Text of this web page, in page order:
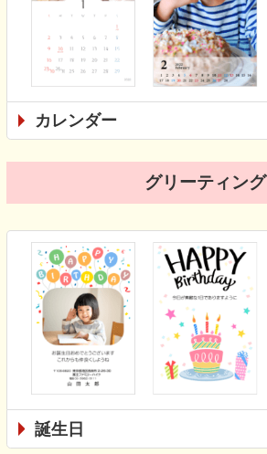
カレンダー
グリーティング
誕生日